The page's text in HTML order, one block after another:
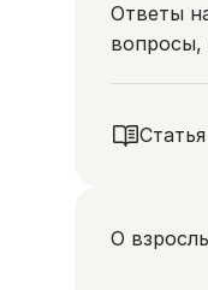
Ответы
вопросы,
Статья
О